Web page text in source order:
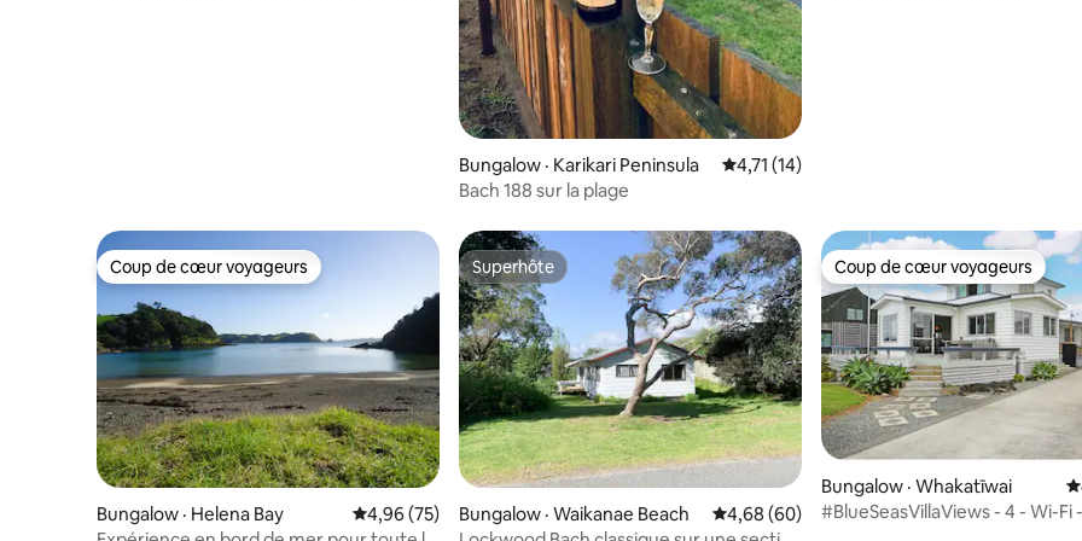
Bungalow · Karikari Peninsula Note moyenne de 4,71 sur 5, 14
4,71 (14)
Bach 188 sur la plage
Coup de cœur voyageurs
Coup de cœur voyageurs
Bungalow · Helena Bay Note moyenne de 4,96 sur 5, 75 commentaires
4,96 (75)
Superhôte
Superhôte
Bungalow · Waikanae Beach Note moyenne de 4,68 sur 5, 60
4,68 (60)
Coup de cœur voyageurs
Coup de cœur voyageurs
Bungalow · Whakatīwai
#BlueSeasVillaViews - 4 - Wi-Fi